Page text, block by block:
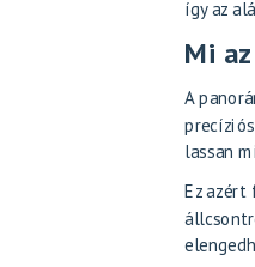
így az
Mi
A
lassan
Ez azért